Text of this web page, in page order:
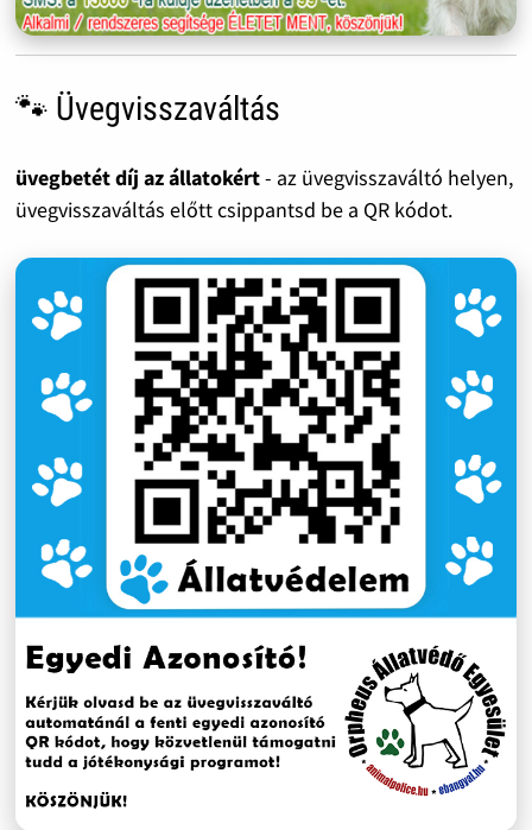
🐾 Üvegvisszaváltás
üvegbetét díj az állatokért- az üvegvisszaváltó helyen,
üvegvisszaváltás előtt csippantsd be a QR kódot.